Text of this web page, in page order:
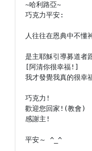
~哈利路亞~
巧克力平安:
人往往在恩典中不懂
是主耶穌引導募道者
[阿清你很幸福!]
我才發覺我真的很幸
巧克力!
歡迎您回家!(教會)
感謝主!
平安～ ^_^